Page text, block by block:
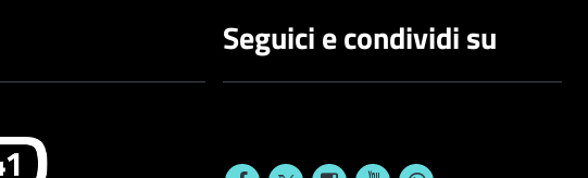
Seguici e condividi su